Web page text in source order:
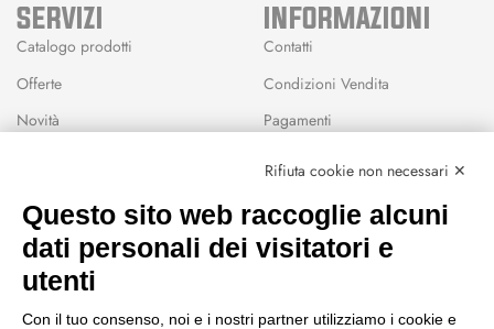
SERVIZI
Catalogo prodotti
Offerte
Novità
Wishlist
INFORMAZIONI
Contatti
Condizioni Vendita
Pagamenti
CEP GREEN
Fanano (MO)
Rifiuta cookie non necessari ✕
Questo sito web raccoglie alcuni
dati personali dei visitatori e
utenti
Con il tuo consenso, noi e i nostri partner utilizziamo i cookie e